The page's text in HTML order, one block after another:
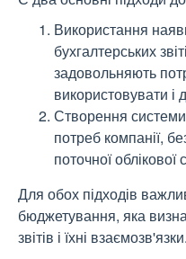
Використання
бухгалтерських
задовольняють
використовувати і
Створення системи
потреб компанії,
поточної облікової
Для обох підходів
бюджетування, яка
звітів і їхні взаємозв'язки.